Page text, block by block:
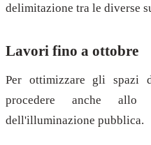
delimitazione tra le diverse
Lavori fino a ottobre
Per ottimizzare gli spazi
procedere anche
dell'illuminazione pubblica.